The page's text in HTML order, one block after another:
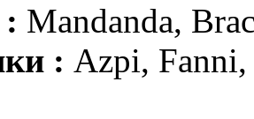
Mandanda,
: Azpi,